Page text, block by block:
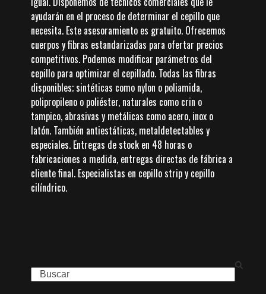
ayudarán en el proceso de determinar el cepillo que
necesita. Este asesoramiento es gratuito. Ofrecemos
cuerpos y fibras estandarizadas para ofertar precios
competitivos. Podemos modificar parámetros del
cepillo para optimizar el cepillado. Todas las fibras
disponibles; sintéticas como nylon o poliamida,
polipropileno o poliéster, naturales como crin o
tampico, abrasivas y metálicas como acero, inox o
latón. También antiestáticas, metaldetectables y
especiales. Entregas de stock en 48 horas o
fabricaciones a medida, entregas directas de fábrica a
cliente final. Especialistas en cepillo strip y cepillo
cilíndrico.
Search